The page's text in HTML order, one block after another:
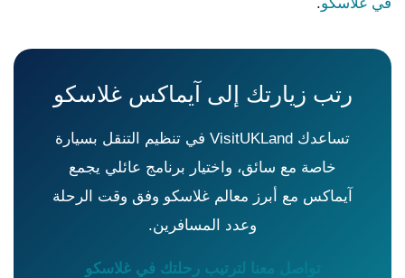
رتب زيارتك إلى آيماكس غلاسكو
تساعدك VisitUKLand في تنظيم التنقل بسيارة
خاصة مع سائق، واختيار برنامج عائلي يجمع
آيماكس مع أبرز معالم غلاسكو وفق وقت الرحلة
وعدد المسافرين.
تواصل معنا لترتيب رحلتك في غلاسكو